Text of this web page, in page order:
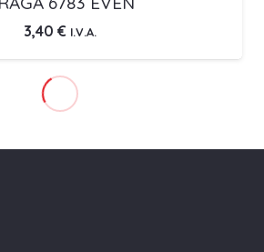
3,40 € I.V.A.